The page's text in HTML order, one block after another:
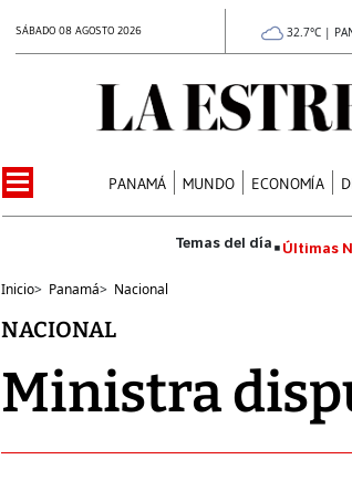
SÁBADO 08 AGOSTO 2026 32.7°C |
PANAMÁ MUNDO ECONOMÍA
Últimas
Inicio> Panamá> Nacional
NACIONAL
Ministra